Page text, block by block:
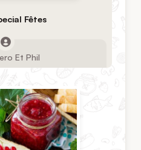
Fêtes
Et Phil